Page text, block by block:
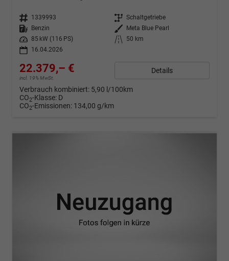
Fahrzeugnr. 1339993 Getriebe Schaltgetriebe
Kraftstoff
Benzin Außenfarbe
Meta Blue Pearl
Leistung
85 kW (116 PS) Kilometerstand
50 km
16.04.2026
22.379,– €
incl. 19% MwSt.
Details
Verbrauch kombiniert: 5,90 l/100km
CO2-Klasse: D
CO2-Emissionen: 134,00 g/km